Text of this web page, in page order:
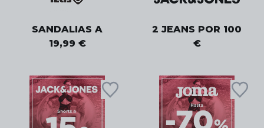
SANDALIAS A
19,99 €
2 JEANS POR 100
€